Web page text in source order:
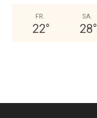
FR.
22°
SA.
28°